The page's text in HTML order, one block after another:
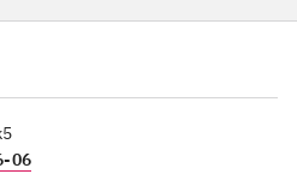
06